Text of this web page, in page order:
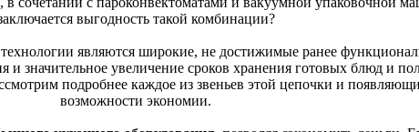
выгодность такой комбинации?
являются широкие, не достижимые ранее
и значительное увеличение сроков хранения готовых блюд и
подробнее каждое из звеньев этой цепочки и
возможности экономии.